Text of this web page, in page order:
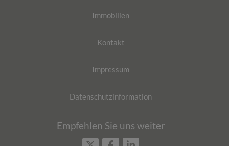
Immobilien
Kontakt
Impressum
Datenschutzinformation
Empfehlen Sie uns weiter